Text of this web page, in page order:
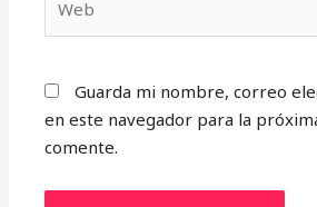
Guarda mi nombre, correo
en este navegador para la
comente.